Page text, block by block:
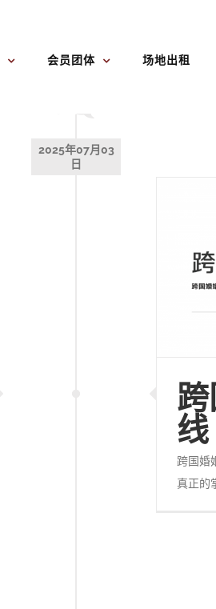
会员团体 场地出租
2025年07月03
日
线
跨国婚
真正的